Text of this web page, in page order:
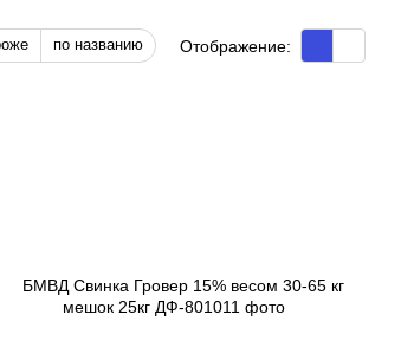
по названию Отображение: